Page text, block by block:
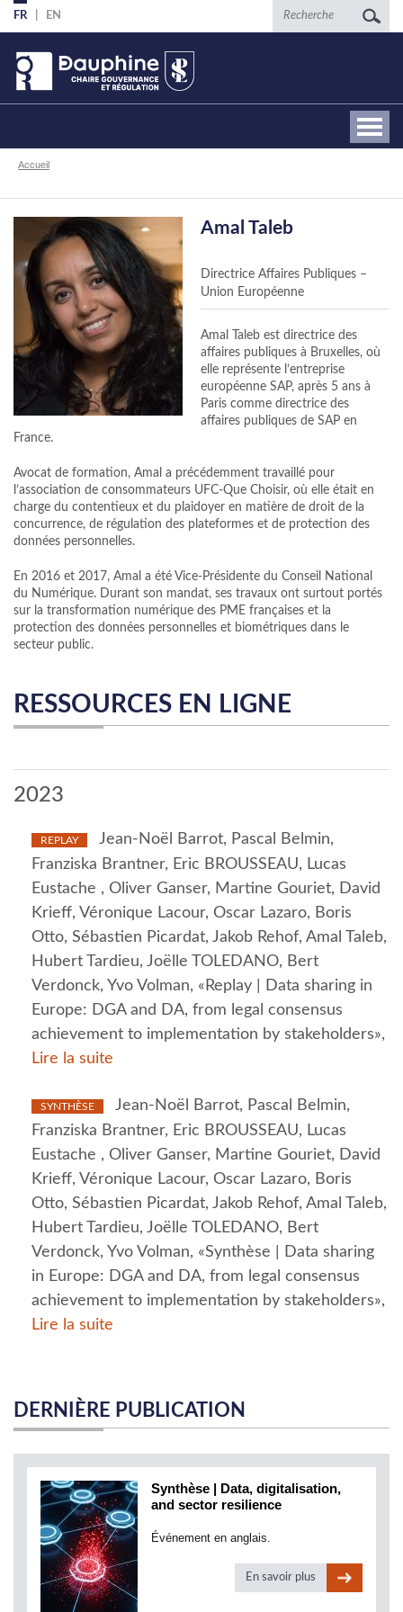
Aller
au
contenu
principal
FR EN Recherche
Fil
Accueil
Amal Taleb
Directrice Affaires Publiques –
Union Européenne
Amal Taleb est directrice des
affaires publiques à Bruxelles, où
elle représente l’entreprise
européenne SAP, après 5 ans à
Paris comme directrice des
affaires publiques de SAP en
France.
Avocat de formation, Amal a précédemment travaillé pour
l’association de consommateurs UFC-Que Choisir, où elle était en
charge du contentieux et du plaidoyer en matière de droit de la
concurrence, de régulation des plateformes et de protection des
données personnelles.
En 2016 et 2017, Amal a été Vice-Présidente du Conseil National
du Numérique. Durant son mandat, ses travaux ont surtout portés
sur la transformation numérique des PME françaises et la
protection des données personnelles et biométriques dans le
secteur public.
RESSOURCES EN LIGNE
2023
REPLAY
Jean-Noël Barrot, Pascal Belmin,
Franziska Brantner, Eric BROUSSEAU, Lucas
Eustache , Oliver Ganser, Martine Gouriet, David
Krieff, Véronique Lacour, Oscar Lazaro, Boris
Otto, Sébastien Picardat, Jakob Rehof, Amal Taleb,
Hubert Tardieu, Joëlle TOLEDANO, Bert
Verdonck, Yvo Volman, «Replay | Data sharing in
Europe: DGA and DA, from legal consensus
achievement to implementation by stakeholders»,
Lire la suite
SYNTHÈSE
Jean-Noël Barrot, Pascal Belmin,
Franziska Brantner, Eric BROUSSEAU, Lucas
Eustache , Oliver Ganser, Martine Gouriet, David
Krieff, Véronique Lacour, Oscar Lazaro, Boris
Otto, Sébastien Picardat, Jakob Rehof, Amal Taleb,
Hubert Tardieu, Joëlle TOLEDANO, Bert
Verdonck, Yvo Volman, «Synthèse | Data sharing
in Europe: DGA and DA, from legal consensus
achievement to implementation by stakeholders»,
Lire la suite
DERNIÈRE PUBLICATION
Synthèse | Data, digitalisation,
and sector resilience
Événement en anglais.
En savoir plus